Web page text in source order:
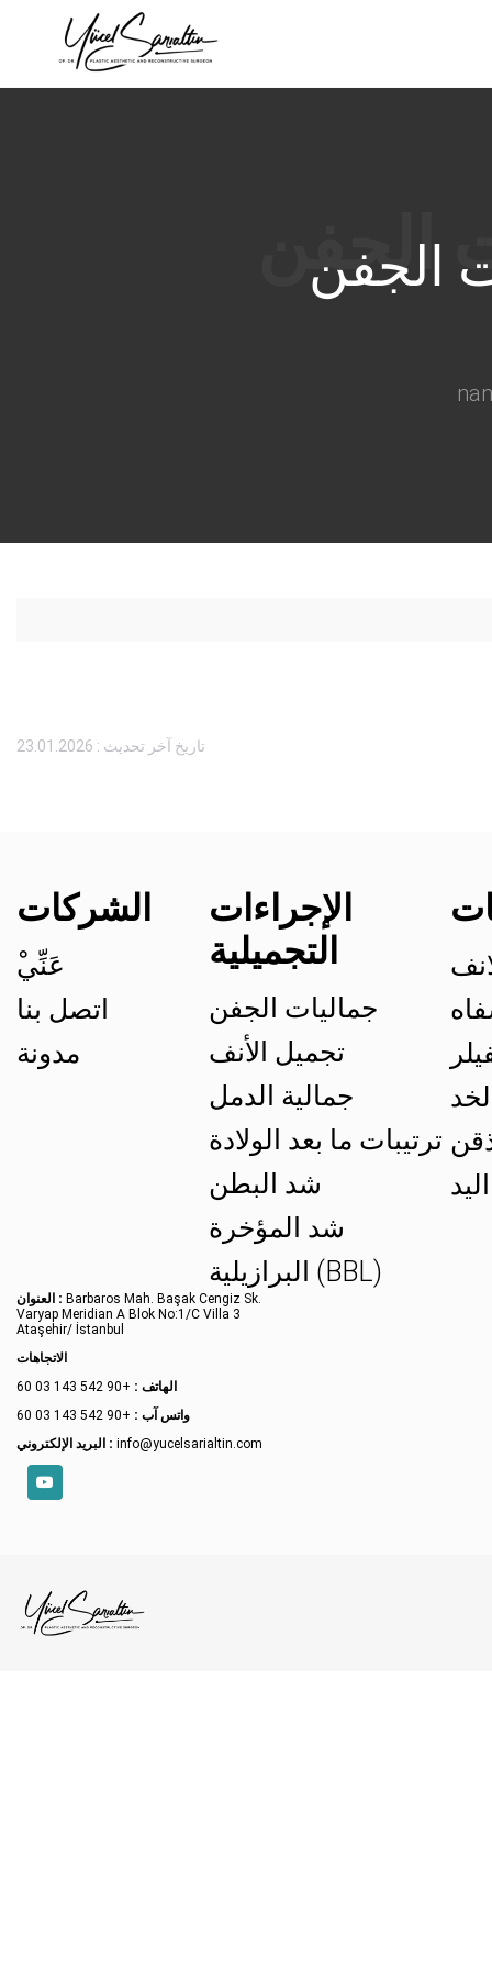
الجفن
nan
تاريخ آخر تحديث : 23.01.2026
الشركات
ْعَنِّي
اتصل بنا
مدونة
الإجراءات
التجميلية
جماليات الجفن
تجميل الأنف
جمالية الدمل
ترتيبات ما بعد الولادة
شد البطن
شد المؤخرة
البرازيلية (BBL)
العنوان : Barbaros Mah. Başak Cengiz Sk.
Varyap Meridian A Blok No:1/C Villa 3
Ataşehir/ İstanbul
الاتجاهات
الهاتف : +90 542 143 03 60
واتس آب : +90 542 143 03 60
البريد الإلكتروني : info@yucelsarialtin.com
YouTube